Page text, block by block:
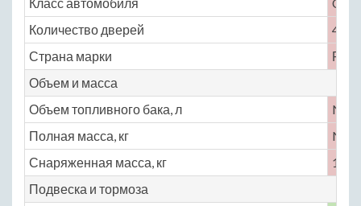
Количество дверей
4
Страна марки
Объем и масса
Объем топливного бака, л
No
Полная масса, кг
No
Снаряженная масса, кг
1180
Подвеска и тормоза